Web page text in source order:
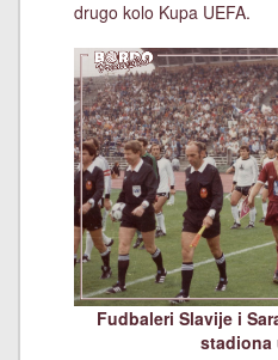
drugo kolo Kupa UEFA.
Fudbaleri Slavije i
stadiona